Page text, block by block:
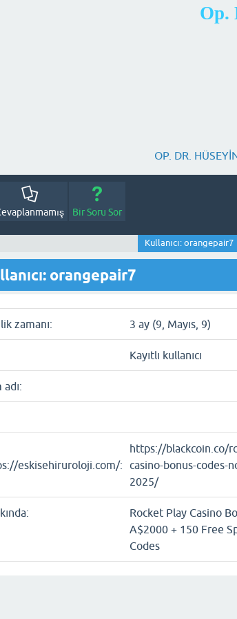
Op.
OP. DR.
Bir Soru Sor
Kullanıcı: orangepair7
orangepair7
zamanı: 3 ay (9, Mayıs, 9)
Kayıtlı kullanıcı
adı:
eskisehiruroloji.com/:
https://blackcoin.co/
casino-bonus-codes-
2025/
Rocket Play Casino
A$2000 + 150 Free
Codes